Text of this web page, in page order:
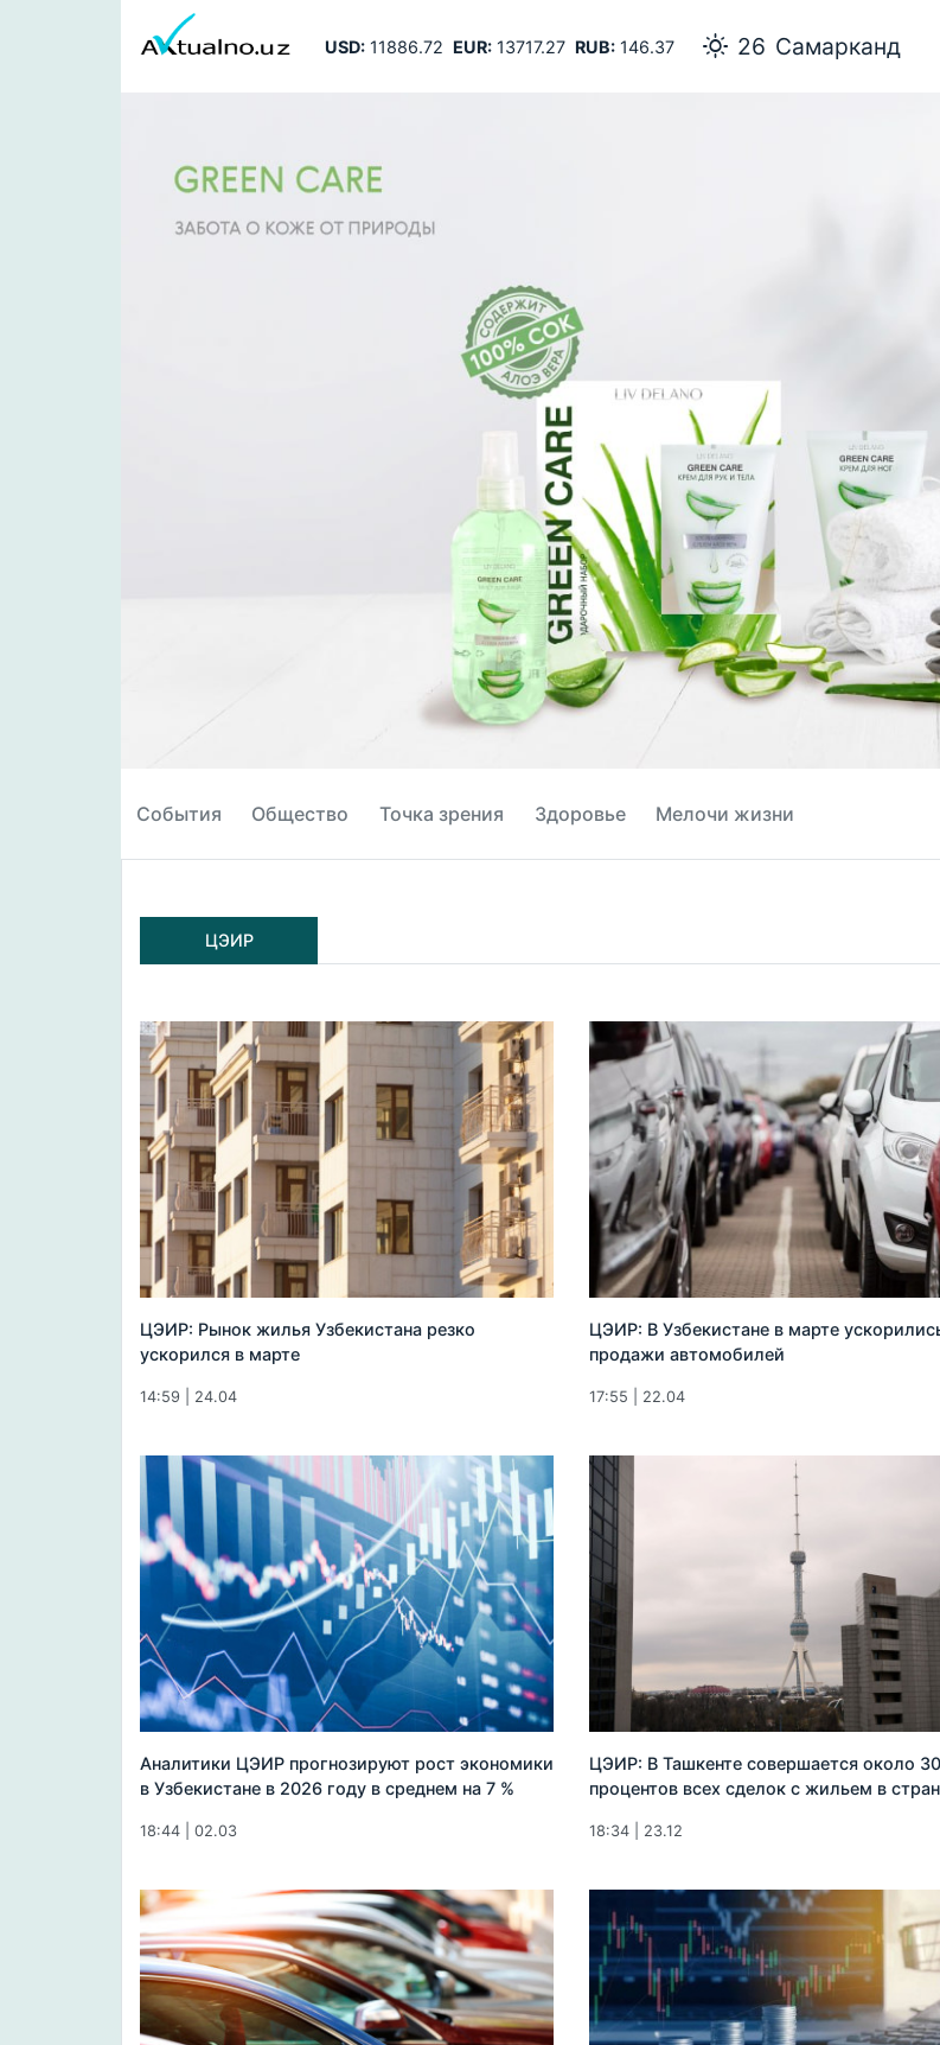
USD:11886.72 EUR:13717.27 RUB:146.37 26 Самарканд
События Общество Точка зрения Здоровье Мелочи жизни
ЦЭИР
ЦЭИР: Рынок жилья Узбекистана резко
ускорился в марте
14:59 | 24.04
ЦЭИР: В Узбекистане в марте
продажи автомобилей
17:55 | 22.04
Аналитики ЦЭИР прогнозируют рост экономики
в Узбекистане в 2026 году в среднем на 7 %
18:44 | 02.03
ЦЭИР: В Ташкенте совершается около 30
процентов всех сделок с жильем в
18:34 | 23.12